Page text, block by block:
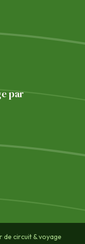
par
de circuit & voyage